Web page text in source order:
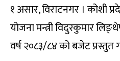
१ असार, विराटनगर । कोशी
योजना मन्त्री विदुरकुमार
वर्ष २०८३/८४ को बजेट प्रस्तुत